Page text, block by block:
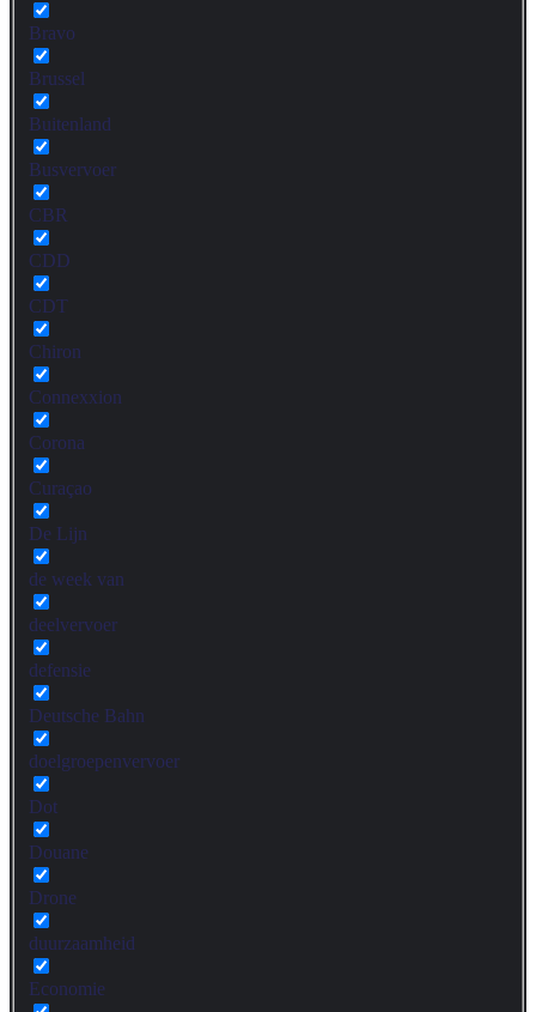
Bravo
Brussel
Buitenland
Busvervoer
CBR
CDD
CDT
Chiron
Connexxion
Corona
Curaçao
De Lijn
de week van
deelvervoer
defensie
Deutsche Bahn
doelgroepenvervoer
Dot
Douane
Drone
duurzaamheid
Economie